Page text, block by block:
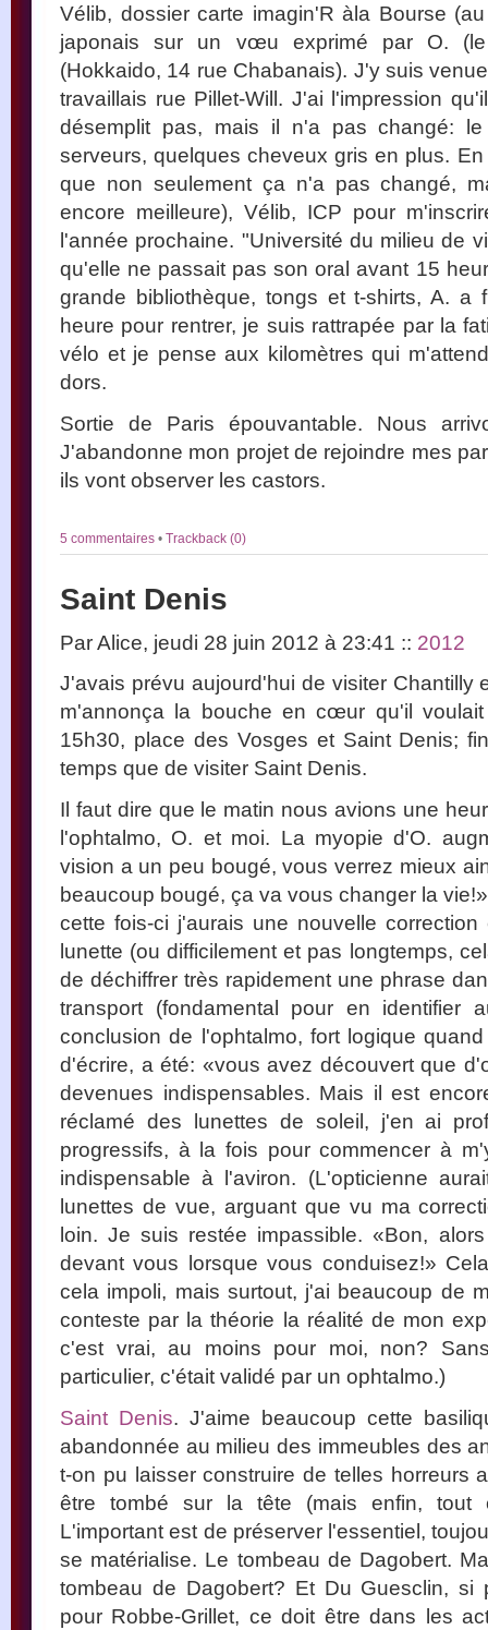
Vélib, dossier carte imagin'R àla Bourse
japonais sur un vœu exprimé par O.
(Hokkaido, 14 rue Chabanais). J'y suis
travaillais rue Pillet-Will. J'ai l'impression
désemplit pas, mais il n'a pas changé:
serveurs, quelques cheveux gris en plus.
que non seulement ça n'a pas changé,
encore meilleure), Vélib, ICP pour
l'année prochaine. "Université du milieu de
qu'elle ne passait pas son oral avant 15
grande bibliothèque, tongs et t-shirts, A.
heure pour rentrer, je suis rattrapée par la
vélo et je pense aux kilomètres qui
dors.
Sortie de Paris épouvantable. Nous
J'abandonne mon projet de rejoindre mes
ils vont observer les castors.
5 commentaires • Trackback (0)
Saint Denis
Par Alice, jeudi 28 juin 2012 à 23:41 :: 2012
J'avais prévu aujourd'hui de visiter Chantilly
m'annonça la bouche en cœur qu'il
15h30, place des Vosges et Saint Denis;
temps que de visiter Saint Denis.
Il faut dire que le matin nous avions une
l'ophtalmo, O. et moi. La myopie d'O.
vision a un peu bougé, vous verrez mieux
beaucoup bougé, ça va vous changer la
cette fois-ci j'aurais une nouvelle
lunette (ou difficilement et pas longtemps,
de déchiffrer très rapidement une phrase
transport (fondamental pour en identifier
conclusion de l'ophtalmo, fort logique
d'écrire, a été: «vous avez découvert que
devenues indispensables. Mais il est
réclamé des lunettes de soleil, j'en ai
progressifs, à la fois pour commencer à
indispensable à l'aviron. (L'opticienne
lunettes de vue, arguant que vu ma
loin. Je suis restée impassible. «Bon,
devant vous lorsque vous conduisez!»
cela impoli, mais surtout, j'ai beaucoup de
conteste par la théorie la réalité de mon
c'est vrai, au moins pour moi, non?
particulier, c'était validé par un ophtalmo.)
Saint Denis. J'aime beaucoup cette
abandonnée au milieu des immeubles des
t-on pu laisser construire de telles horreurs
être tombé sur la tête (mais enfin, tout
L'important est de préserver l'essentiel,
se matérialise. Le tombeau de Dagobert.
tombeau de Dagobert? Et Du Guesclin, si
pour Robbe-Grillet, ce doit être dans les